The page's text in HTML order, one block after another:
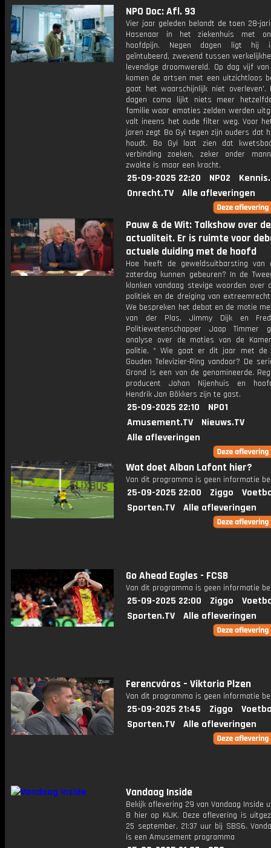
NPO Doc: Afl. 93
Vier jaar geleden belandt de toen 28-
Hasenaar in het ziekenhuis met
hoofdpijn. Negen dagen ligt hij
geïntubeerd, zwevend tussen
levendige droomwereld. Op dag vijf
komen de artsen met een uitzichtloos
gaat het waarschijnlijk niet overleven'.
dagen coma lijkt niets meer
familie waar emoties zelden werden
valt ineens het oude filter weg. Voor
jaren zegt Bo Gyi tegen zijn ouders dat
houdt. Bo Gyi laat zien dat
verbinding zoeken, zeker onder
zwakte is maar een kracht.
25-09-2025 22:20 NPO2
Onrecht.TV
Alle afleveringen
Pauw & de Wit: Talkshow over de
actualiteit. Er is ruimte voor
actuele duiding met de hoofd
Hoe heeft de geweldsuitbarsting van
zaterdag kunnen gebeuren? In de
klonken vandaag stevige woorden over
politiek en de dreiging van
We bespreken het debat en de motie
van der Plas, Jimmy Dijk en Fred
Politiewetenschapper Jaap Timmer
analyse over de moties van de
politie. * Wie gaat er dit jaar met de
Gouden Televizier-Ring vandoor? De
Grond is een van de genomineerde.
producent Johan Nijenhuis en
Hendrik Jan Bökkers zijn te gast.
25-09-2025 22:10
NPO1
Amusement.TV
Nieuws.TV
Alle afleveringen
Wat doet Alban Lafont hier?
Van dit programma is geen informatie
25-09-2025 22:00 Ziggo
Sporten.TV
Alle afleveringen
Go Ahead Eagles - FCSB
Van dit programma is geen informatie
25-09-2025 22:00 Ziggo
Sporten.TV
Alle afleveringen
Ferencváros – Viktoria Plzen
Van dit programma is geen informatie
25-09-2025 21:45 Ziggo
Sporten.TV
Alle afleveringen
Vandaag Inside
Bekijk aflevering 29 van Vandaag Inside
8 hier op KIJK. Deze aflevering is
25 september, 21:37 uur bij SBS6.
is een Amusement programma